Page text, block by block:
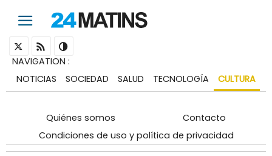
NAVIGATION :
NOTICIAS
SOCIEDAD SALUD TECNOLOGÍA CULTURA
Quiénes somos
Contacto
Condiciones de uso y política de privacidad